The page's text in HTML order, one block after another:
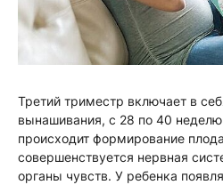
Третий триместр включает в
вынашивания, с 28 по 40
происходит формирование
совершенствуется нервная
органы чувств. У ребенка